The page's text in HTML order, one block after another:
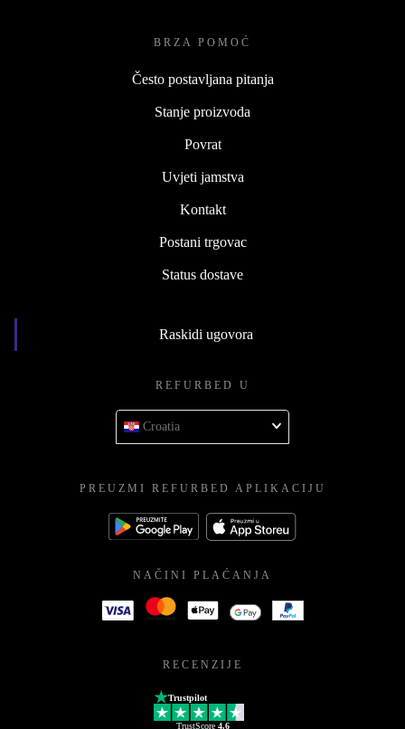
BRZA POMOĆ
Često postavljana pitanja
Stanje proizvoda
Povrat
Uvjeti jamstva
Kontakt
Postani trgovac
Status dostave
Raskidi ugovora
REFURBED U
Croatia
PREUZMI REFURBED APLIKACIJU
NAČINI PLAĆANJA
RECENZIJE
Trustpilot
TrustScore 4.6